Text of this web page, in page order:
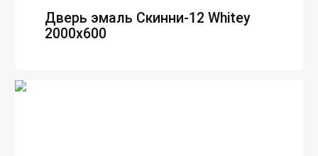
Дверь эмаль Скинни-12 Whitey
2000х600